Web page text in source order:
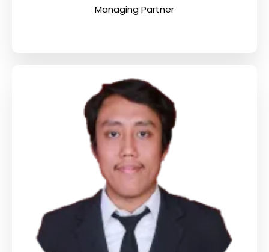
Managing Partner